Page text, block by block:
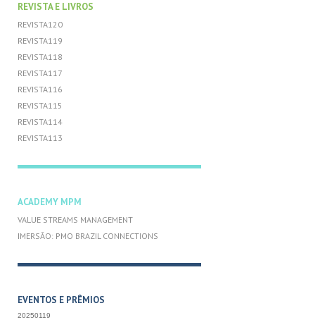
REVISTA E LIVROS
REVISTA120
REVISTA119
REVISTA118
REVISTA117
REVISTA116
REVISTA115
REVISTA114
REVISTA113
ACADEMY MPM
VALUE STREAMS MANAGEMENT
IMERSÃO: PMO BRAZIL CONNECTIONS
EVENTOS E PRÊMIOS
20250119